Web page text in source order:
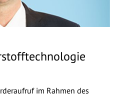
im Rahmen des